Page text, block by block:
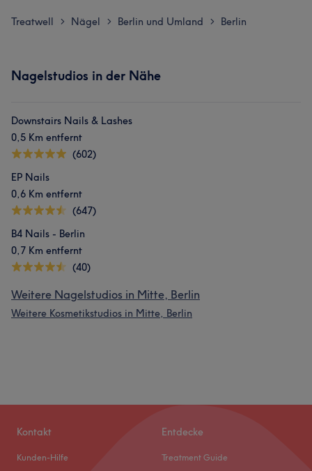
Treatwell > Nägel > Berlin und Umland > Berlin
Nagelstudios in der Nähe
Downstairs Nails & Lashes
0,5 Km entfernt
(602)
EP Nails
0,6 Km entfernt
(647)
B4 Nails - Berlin
0,7 Km entfernt
(40)
Weitere Nagelstudios in Mitte, Berlin
Weitere Kosmetikstudios in Mitte, Berlin
Kontakt
Kunden-Hilfe
Entdecke
Treatment Guide